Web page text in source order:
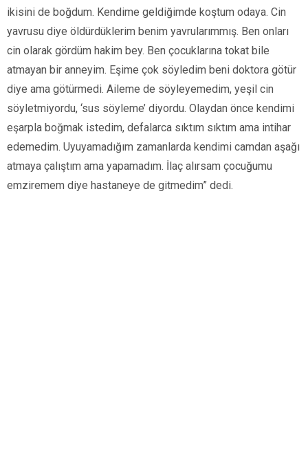
ikisini de boğdum. Kendime geldiğimde koştum odaya. Cin
yavrusu diye öldürdüklerim benim yavrularımmış. Ben onları
cin olarak gördüm hakim bey. Ben çocuklarına tokat bile
atmayan bir anneyim. Eşime çok söyledim beni doktora götür
diye ama götürmedi. Aileme de söyleyemedim, yeşil cin
söyletmiyordu, ‘sus söyleme’ diyordu. Olaydan önce kendimi
eşarpla boğmak istedim, defalarca sıktım sıktım ama intihar
edemedim. Uyuyamadığım zamanlarda kendimi camdan aşağı
atmaya çalıştım ama yapamadım. İlaç alırsam çocuğumu
emziremem diye hastaneye de gitmedim” dedi.